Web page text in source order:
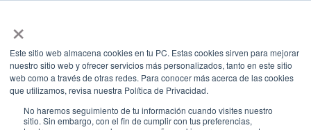
×
Este sitio web almacena cookies en tu PC. Estas cookies sirven para mejorar
nuestro sitio web y ofrecer servicios más personalizados, tanto en este sitio
web como a través de otras redes. Para conocer más acerca de las cookies
que utilizamos, revisa nuestra Política de Privacidad.
No haremos seguimiento de tu información cuando visites nuestro
sitio. Sin embargo, con el fin de cumplir con tus preferencias,
Presione enter para buscar o ESC para cerrar
Noticias Proexca
PROEXCA
videojuegos